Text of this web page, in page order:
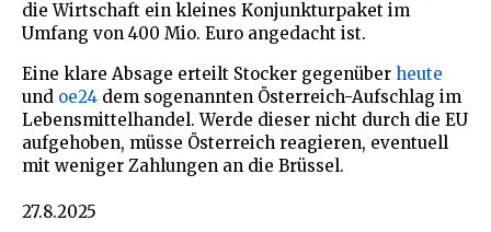
die Wirtschaft ein kleines Konjunkturpaket im
Umfang von 400 Mio. Euro angedacht ist.
Eine klare Absage erteilt Stocker gegenüber heute
und oe24 dem sogenannten Österreich-Aufschlag im
Lebensmittelhandel. Werde dieser nicht durch die EU
aufgehoben, müsse Österreich reagieren, eventuell
mit weniger Zahlungen an die Brüssel.
27.8.2025